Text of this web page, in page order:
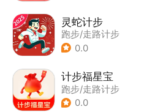
灵蛇计步
跑步/走路计步
0.0
计步福星宝
跑步/走路计步
0.0